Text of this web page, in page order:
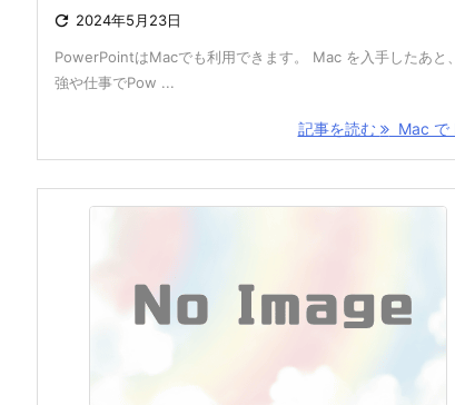
 2024年5月23日
PowerPointはMacでも利用できます。 Mac を入手したあと
強や仕事でPow ...
記事を読む Mac で